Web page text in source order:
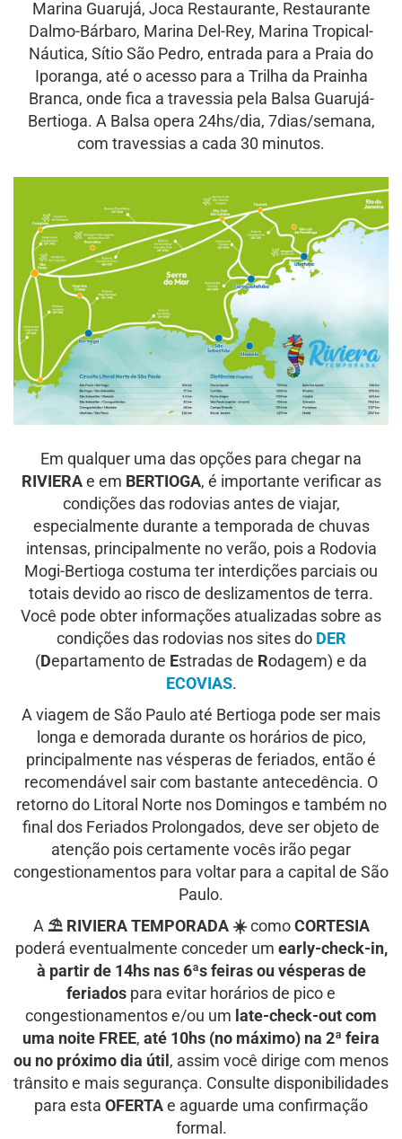
Marina Guarujá, Joca Restaurante, Restaurante
Dalmo-Bárbaro, Marina Del-Rey, Marina Tropical-
Náutica, Sítio São Pedro, entrada para a Praia do
Iporanga, até o acesso para a Trilha da Prainha
Branca, onde fica a travessia pela Balsa Guarujá-
Bertioga. A Balsa opera 24hs/dia, 7dias/semana,
com travessias a cada 30 minutos.
Em qualquer uma das opções para chegar na
RIVIERAe em BERTIOGA, é importante verificar as
condições das rodovias antes de viajar,
especialmente durante a temporada de chuvas
intensas, principalmente no verão, pois a Rodovia
Mogi-Bertioga costuma ter interdições parciais ou
totais devido ao risco de deslizamentos de terra.
Você pode obter informações atualizadas sobre as
condições das rodovias nos sites do DER
(Departamento de Estradas de Rodagem) e da
ECOVIAS.
A viagem de São Paulo até Bertioga pode ser mais
longa e demorada durante os horários de pico,
principalmente nas vésperas de feriados, então é
recomendável sair com bastante antecedência. O
retorno do Litoral Norte nos Domingos e também no
final dos Feriados Prolongados, deve ser objeto de
atenção pois certamente vocês irão pegar
congestionamentos para voltar para a capital de São
Paulo.
A ⛱ RIVIERA TEMPORADA ☀️comoCORTESIA
poderá eventualmente conceder um early-check-in,
à partir de 14hs nas 6ªs feiras ou vésperas de
feriados para evitar horários de pico e
congestionamentos e/ou um late-check-out com
uma noite FREE, até 10hs (no máximo) na 2ª feira
ou no próximo dia útil, assim você dirige com menos
trânsito e mais segurança. Consulte disponibilidades
para esta OFERTAe aguarde uma confirmação
formal.